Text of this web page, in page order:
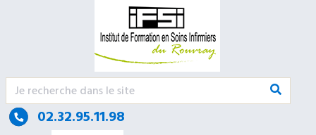
Urgence psychiatrique avec nécessité d’une prise
en charge somatique (intoxication, blessure,
altération de l’état général, etc)
CHU - Hôpitaux de Rouen Hôpital Charles
Nicolle
02.32.95.11.98